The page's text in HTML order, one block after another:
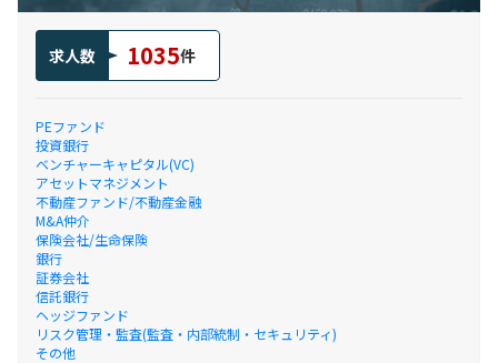
求人数 1035件
PEファンド
投資銀行
ベンチャーキャピタル(VC)
アセットマネジメント
不動産ファンド/不動産金融
M&A仲介
保険会社/生命保険
銀行
証券会社
信託銀行
ヘッジファンド
リスク管理・監査(監査・内部統制・セキュリティ)
その他